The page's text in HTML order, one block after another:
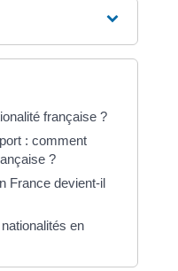
française ?
: comment
?
France devient-il
en